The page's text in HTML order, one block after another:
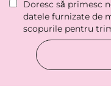
Doresc să primesc
datele furnizate de
scopurile pentru